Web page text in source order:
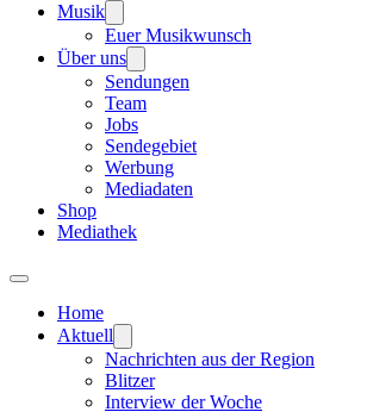
Musik
Euer Musikwunsch
Über uns
Sendungen
Team
Jobs
Sendegebiet
Werbung
Mediadaten
Shop
Mediathek
Home
Aktuell
Nachrichten aus der Region
Blitzer
Interview der Woche